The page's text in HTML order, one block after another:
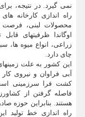
نمی گیرد. در نتیجه،
راه اندازی کارخانه
محصولات لبنی، فرصت
اوگاندا ظرفیتهای
زراعی، انواع میوه
چای دارد.
این کشور به علت
آبی فراوان و نیروی
کشت فرا سرزمینی
فاصله گرفتن از
هستند. بنابراین حوزه
راه اندازی خط تولید